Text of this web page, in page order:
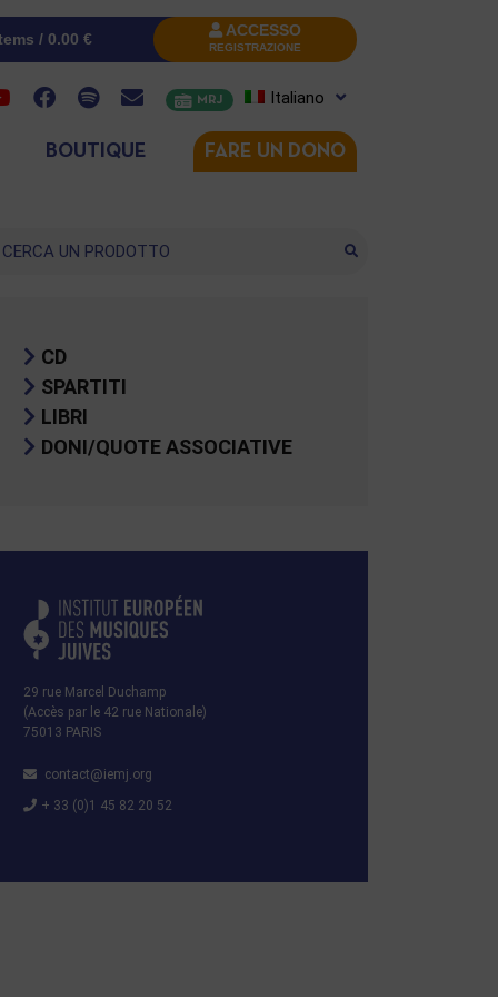
/ 0.00 € ACCESSO
REGISTRAZIONE
MRJ Italiano
BOUTIQUE FARE UN DONO
CD
SPARTITI
LIBRI
DONI/QUOTE ASSOCIATIVE
29 rue Marcel Duchamp
(Accès par le 42 rue Nationale)
75013 PARIS
contact@iemj.org
+ 33 (0)1 45 82 20 52